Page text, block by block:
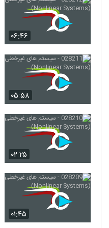
232
233
(Complex Engineered Systems)
۵۹۰ بازدید
235
(Complex Engineered Systems)
(Complex Engineered Systems)
۵۵۶ بازدید
۶۲۲ بازدید
۰۶:۴۶
۰۵:۵۸
۰۲:۲۵
۰۱:۴۵